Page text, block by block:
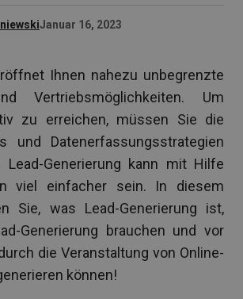
Januar 16, 2023
Ihnen nahezu unbegrenzte
Vertriebsmöglichkeiten. Um
zu erreichen, müssen Sie die
und Datenerfassungsstrategien
Lead-Generierung kann mit Hilfe
viel einfacher sein. In diesem
Sie, was Lead-Generierung ist,
Generierung brauchen und vor
die Veranstaltung von Online-
können!